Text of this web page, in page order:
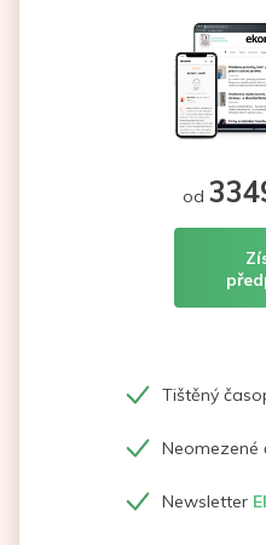
od
Tištěný
Neomezené
Newsletter